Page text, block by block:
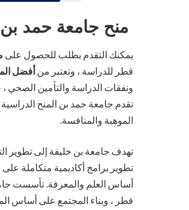
منح جامعة حمد بن
يمكنك التقدم بطلب للحصول على
قطر للدراسة ، وتعتبر من أفضل
ونفقات الدراسة والتأمين الصحي
تقدم جامعة حمد بن المنح
الموهبة والمنافسة.
تهدف جامعة بن خليفة إلى تطوير
تطوير برامج أكاديمية متكاملة
أساس العلم والمعرفة. تأسست جامعة
قطر ، وبناء المجتمع على أساس